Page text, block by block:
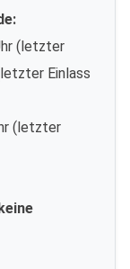
(letzter
Einlass
(letzter